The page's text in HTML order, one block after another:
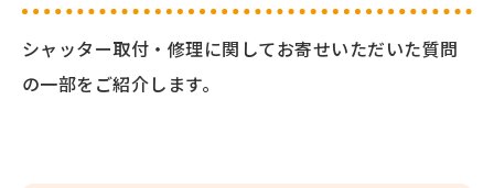
シャッター取付・修理に関してお寄せいただいた質問
の一部をご紹介します。